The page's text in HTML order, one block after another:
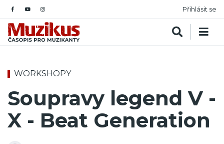
Přihlásit se
WORKSHOPY
Soupravy legend V -
X - Beat Generation